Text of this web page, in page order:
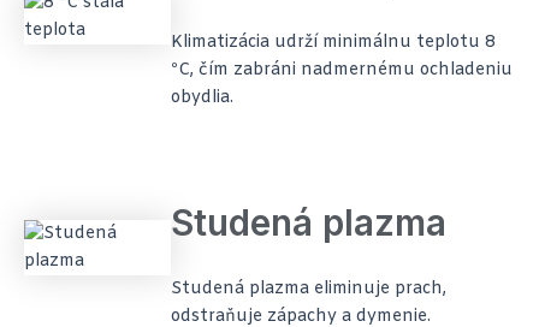
Klimatizácia udrží minimálnu teplotu 8
ºC, čím zabráni nadmernému ochladeniu
obydlia.
Studená plazma
Studená plazma eliminuje prach,
odstraňuje zápachy a dymenie.